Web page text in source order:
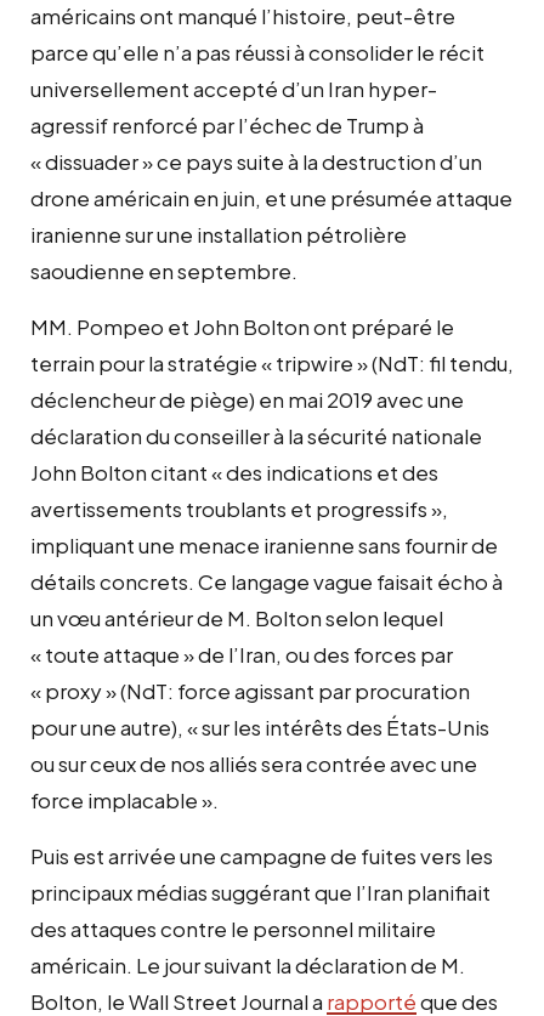
américains ont manqué l’histoire, peut-être
parce qu’elle n’a pas réussi à consolider le récit
universellement accepté d’un Iran hyper-
agressif renforcé par l’échec de Trump à
« dissuader » ce pays suite à la destruction d’un
drone américain en juin, et une présumée attaque
iranienne sur une installation pétrolière
saoudienne en septembre.
MM. Pompeo et John Bolton ont préparé le
terrain pour la stratégie « tripwire » (NdT: fil tendu,
déclencheur de piège) en mai 2019 avec une
déclaration du conseiller à la sécurité nationale
John Bolton citant « des indications et des
avertissements troublants et progressifs »,
impliquant une menace iranienne sans fournir de
détails concrets. Ce langage vague faisait écho à
un vœu antérieur de M. Bolton selon lequel
« toute attaque » de l’Iran, ou des forces par
« proxy » (NdT: force agissant par procuration
pour une autre), « sur les intérêts des États-Unis
ou sur ceux de nos alliés sera contrée avec une
force implacable ».
Puis est arrivée une campagne de fuites vers les
principaux médias suggérant que l’Iran planifiait
des attaques contre le personnel militaire
américain. Le jour suivant la déclaration de M.
Bolton, le Wall Street Journal a rapportéque des